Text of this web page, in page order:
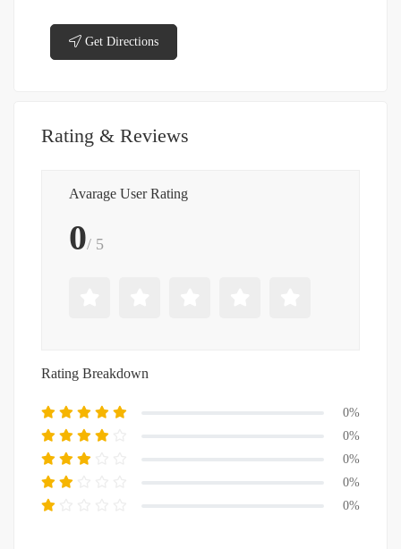
Get Directions
Rating & Reviews
Avarage User Rating
0/ 5
Rating Breakdown
0%
0%
0%
0%
0%